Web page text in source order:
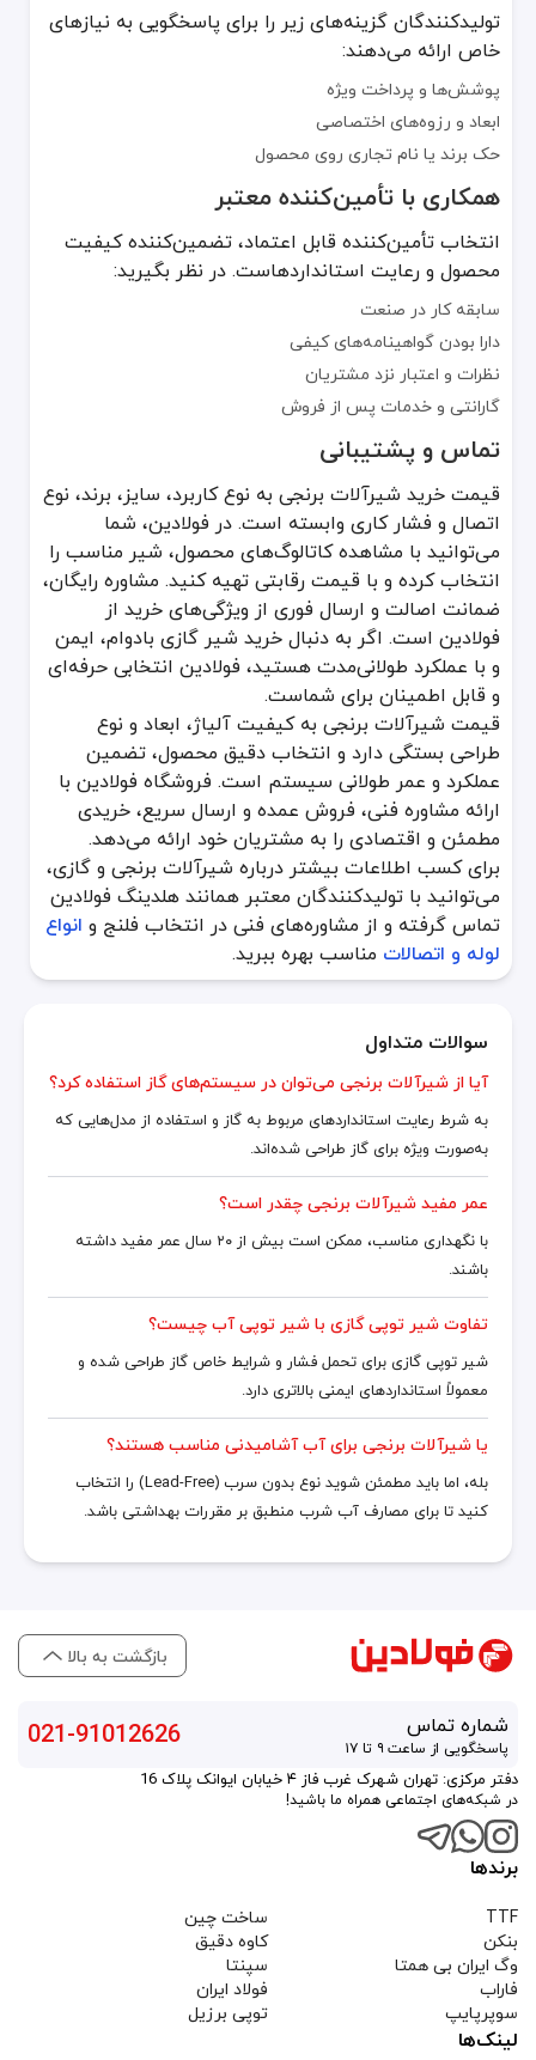
تولیدکنندگان گزینه‌های زیر را برای پاسخگویی به نیازهای
خاص ارائه می‌دهند:
پوشش‌ها و پرداخت ویژه
ابعاد و رزوه‌های اختصاصی
حک برند یا نام تجاری روی محصول
همکاری با تأمین‌کننده معتبر
انتخاب تأمین‌کننده قابل اعتماد، تضمین‌کننده کیفیت
محصول و رعایت استانداردهاست. در نظر بگیرید:
سابقه کار در صنعت
دارا بودن گواهینامه‌های کیفی
نظرات و اعتبار نزد مشتریان
گارانتی و خدمات پس از فروش
تماس و پشتیبانی
قیمت خرید شیرآلات برنجی به نوع کاربرد، سایز، برند، نوع
اتصال و فشار کاری وابسته است. در فولادین، شما
می‌توانید با مشاهده کاتالوگ‌های محصول، شیر مناسب را
انتخاب کرده و با قیمت رقابتی تهیه کنید. مشاوره رایگان،
ضمانت اصالت و ارسال فوری از ویژگی‌های خرید از
فولادین است. اگر به دنبال خرید شیر گازی بادوام، ایمن
و با عملکرد طولانی‌مدت هستید، فولادین انتخابی حرفه‌ای
و قابل اطمینان برای شماست.
قیمت شیرآلات برنجی به کیفیت آلیاژ، ابعاد و نوع
طراحی بستگی دارد و انتخاب دقیق محصول، تضمین
عملکرد و عمر طولانی سیستم است. فروشگاه فولادین با
ارائه مشاوره فنی، فروش عمده و ارسال سریع، خریدی
مطمئن و اقتصادی را به مشتریان خود ارائه می‌دهد.
برای کسب اطلاعات بیشتر درباره شیرآلات برنجی و گازی،
می‌توانید با تولیدکنندگان معتبر همانند هلدینگ فولادین
تماس گرفته و از مشاوره‌های فنی در انتخاب فلنج و انواع
لوله و اتصالات مناسب بهره ببرید.
سوالات متداول
آیا از شیرآلات برنجی می‌توان در سیستم‌های گاز استفاده کرد؟
به شرط رعایت استانداردهای مربوط به گاز و استفاده از مدل‌هایی که
به‌صورت ویژه برای گاز طراحی شده‌اند.
عمر مفید شیرآلات برنجی چقدر است؟
با نگهداری مناسب، ممکن است بیش از ۲۰ سال عمر مفید داشته
باشند.
تفاوت شیر توپی گازی با شیر توپی آب چیست؟
شیر توپی گازی برای تحمل فشار و شرایط خاص گاز طراحی شده و
معمولاً استانداردهای ایمنی بالاتری دارد.
یا شیرآلات برنجی برای آب آشامیدنی مناسب هستند؟
بله، اما باید مطمئن شوید نوع بدون سرب (Lead-Free) را انتخاب
کنید تا برای مصارف آب شرب منطبق بر مقررات بهداشتی باشد.
بازگشت به بالا
شماره تماس
پاسخگویی از ساعت ۹ تا ۱۷ 021-91012626
دفتر مرکزی: تهران شهرک غرب فاز ۴ خیابان ایوانک پلاک 16
در شبکه‌های اجتماعی همراه ما باشید!
برندها
TTF
بنکن
وگ ایران بی همتا
فاراب
سوپرپایپ
ساخت چین
کاوه دقیق
سپنتا
فولاد ایران
توپی برزیل
لینک‌ها